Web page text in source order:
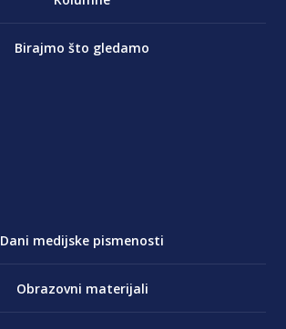
Birajmo što gledamo
Dani medijske pismenosti
Obrazovni materijali